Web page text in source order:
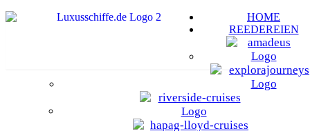
HOME
REEDEREIEN